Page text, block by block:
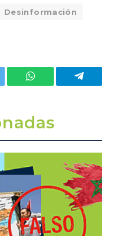
Desinformación
WhatsApp